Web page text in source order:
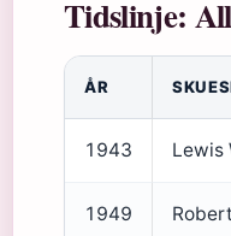
Tidslinje:
ÅR
1943 Lewis
1949